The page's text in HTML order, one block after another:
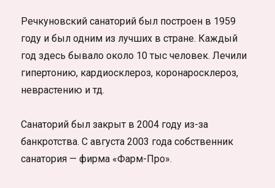
Речкуновский санаторий был построен в 1959
году и был одним из лучших в стране. Каждый
год здесь бывало около 10 тыс человек. Лечили
гипертонию, кардиосклероз, коронаросклероз,
неврастению и тд.
Санаторий был закрыт в 2004 году из-за
банкротства. С августа 2003 года собственник
санатория — фирма «Фарм-Про».